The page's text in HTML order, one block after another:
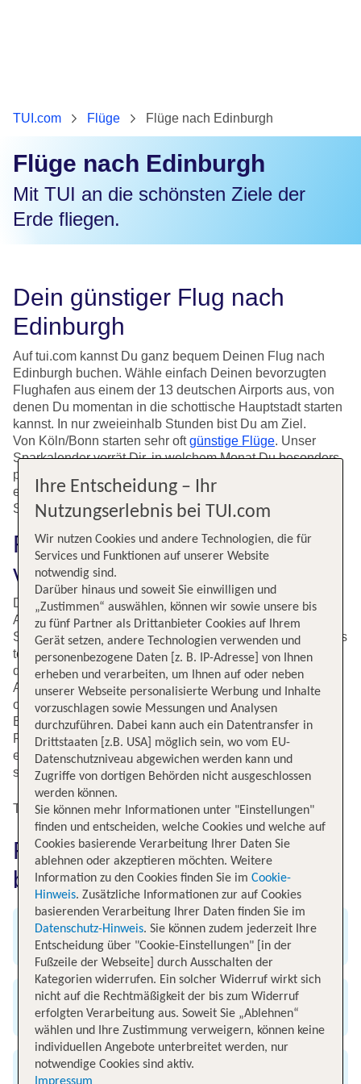
TUI.com Flüge Flüge nach Edinburgh
Flüge nach Edinburgh
Mit TUI an die schönsten Ziele der
Erde fliegen.
Dein günstiger Flug nach
Edinburgh
Auf tui.com kannst Du ganz bequem Deinen Flug nach
Edinburgh buchen. Wähle einfach Deinen bevorzugten
Flughafen aus einem der 13 deutschen Airports aus, von
denen Du momentan in die schottische Hauptstadt starten
kannst. In nur zweieinhalb Stunden bist Du am Ziel.
Von Köln/Bonn starten sehr oftgünstige Flüge. Unser
Sparkalender verrät Dir, in welchem Monat Du besonders
preiswert fliegst. Vom Flughafen in Edinburgh bringt Dich
ein Expressbus alle zehn Minuten in das Zentrum der
Stadt.
Flüge nach Edinburgh mit TUI
vergleichen und buchen
Die schottische Hauptstadt Edinburgh lädt zu einem
Ausflug in die Vergangenheit ein und lässt Dich im
Sommer an den kulturellen Highlights des Fringe Festivals
teilhaben. Entdecke die Pracht der Royal Mile im Herzen
der Stadt und erlebe im August Straßenkünstler und
Artisten oder eine Theateraufführung in einer Bibliothek
oder einem Pub. Du kommst auf dem Flughafen
Edinburgh, 18 Kilometer westlich der Innenstadt, an.
Flugverbindungen bestehen aus Edinburgh in zahlreiche
europäische Metropolen, in die Türkei, nach Nordafrika
sowie in die USA und nach Kanada.
Top Flugangebote nach Edinburgh
Flug nach Edinburgh einfach
bei TUI buchen
Angebot an weltweiten Flügen
Exklusive Flug-Specials
Günstig & bequem buchen
Ihre Entscheidung – Ihr
Nutzungserlebnis bei TUI.com
Wir nutzen Cookies und andere Technologien, die für
Services und Funktionen auf unserer Website
notwendig sind.
Darüber hinaus und soweit Sie einwilligen und
„Zustimmen“ auswählen, können wir sowie unsere bis
zu fünf Partner als Drittanbieter Cookies auf Ihrem
Gerät setzen, andere Technologien verwenden und
personenbezogene Daten [z. B. IP-Adresse] von Ihnen
erheben und verarbeiten, um Ihnen auf oder neben
unserer Webseite personalisierte Werbung und Inhalte
vorzuschlagen sowie Messungen und Analysen
durchzuführen. Dabei kann auch ein Datentransfer in
Drittstaaten [z.B. USA] möglich sein, wo vom EU-
Datenschutzniveau abgewichen werden kann und
Zugriffe von dortigen Behörden nicht ausgeschlossen
werden können.
Sie können mehr Informationen unter "Einstellungen"
finden und entscheiden, welche Cookies und welche auf
Cookies basierende Verarbeitung Ihrer Daten Sie
ablehnen oder akzeptieren möchten. Weitere
Information zu den Cookies finden Sie im Cookie-
Hinweis. Zusätzliche Informationen zur auf Cookies
basierenden Verarbeitung Ihrer Daten finden Sie im
Datenschutz-Hinweis. Sie können zudem jederzeit Ihre
Entscheidung über "Cookie-Einstellungen" [in der
Fußzeile der Webseite] durch Ausschalten der
Kategorien widerrufen. Ein solcher Widerruf wirkt sich
nicht auf die Rechtmäßigkeit der bis zum Widerruf
erfolgten Verarbeitung aus. Soweit Sie „Ablehnen“
wählen und Ihre Zustimmung verweigern, können keine
individuellen Angebote unterbreitet werden, nur
notwendige Cookies sind aktiv.
Impressum